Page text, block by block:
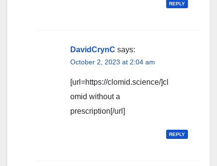
REPLY
DavidCrynC says:
October 2, 2023 at 2:04 am
[url=https://clomid.science/]cl
omid without a
prescription[/url]
REPLY